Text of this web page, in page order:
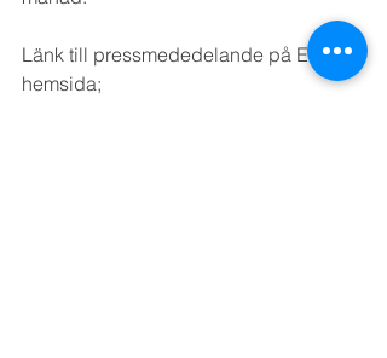
Länk till pressmededelande på Ei:s
hemsida;